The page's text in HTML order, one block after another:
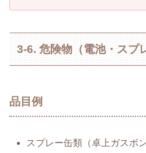
3-6. 危険物（電池・スプ
品目例
スプレー缶類（卓上ガスボ